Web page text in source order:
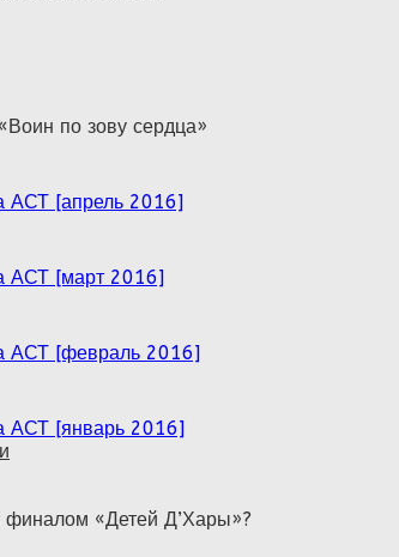
по зову сердца»
АСТ [апрель 2016]
АСТ [март 2016]
АСТ [февраль 2016]
АСТ [январь 2016]
финалом «Детей Д’Хары»?